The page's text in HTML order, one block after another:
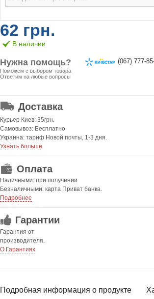
62 грн.
В наличии
Нужна помощь?
Поможем с выбором товара
Ответим на любые вопросы
(067) 777-
Доставка
Курьер Киев: 35грн.
Самовывоз: Бесплатно
Украина: тариф Новой почты, 1-3 дня.
Узнать больше
Оплата
Наличными: при получении
Безналичными: карта Приват банка.
Подробнее
Гарантии
Гарантия от
производителя.
О Гарантиях
Подробная информация о продукте